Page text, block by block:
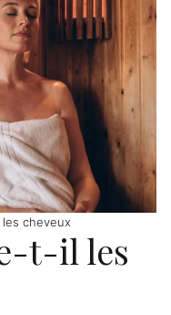
cheveux
t-il les